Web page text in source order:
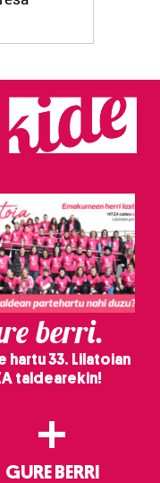
eta
berri.
hartu 33. Lilatoian
taldearekin!
+
GURE BERRI